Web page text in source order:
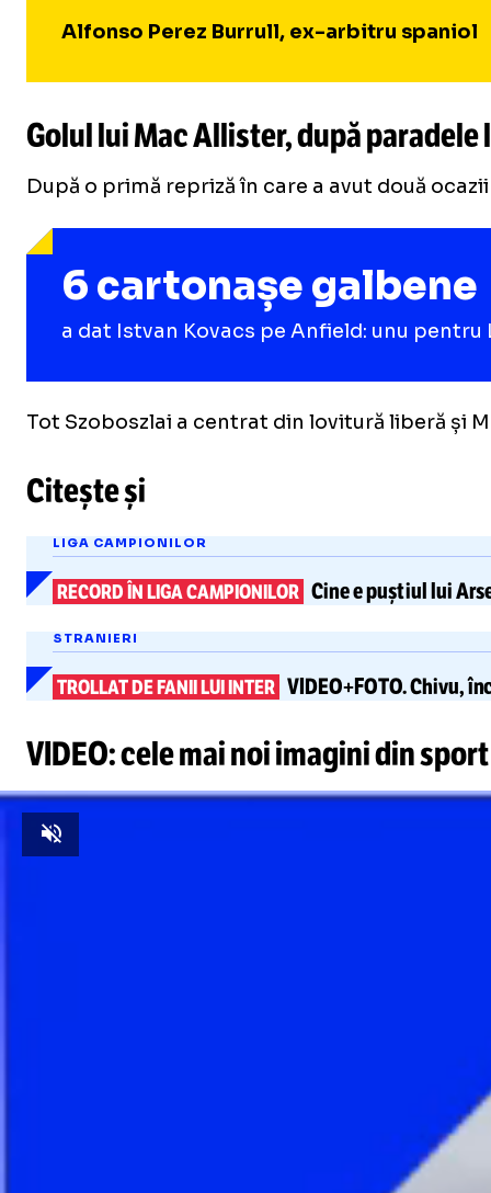
Alfonso Perez Burrull, ex-arbitru spaniol
Golul lui Mac Allister, după
După o primă repriză în care a avut două
6 cartonașe galbene
a dat Istvan Kovacs pe Anfield: unu
Tot Szoboszlai a centrat din lovitură liberă și
Citește și
LIGA CAMPIONILOR
RECORD ÎN LIGA CAMPIONILOR Cine e puștiul lui
STRANIERI
TROLLAT DE FANII LUI INTER VIDEO+FOTO.Chivu,
VIDEO: cele mai noi imagini din sport
Unmute